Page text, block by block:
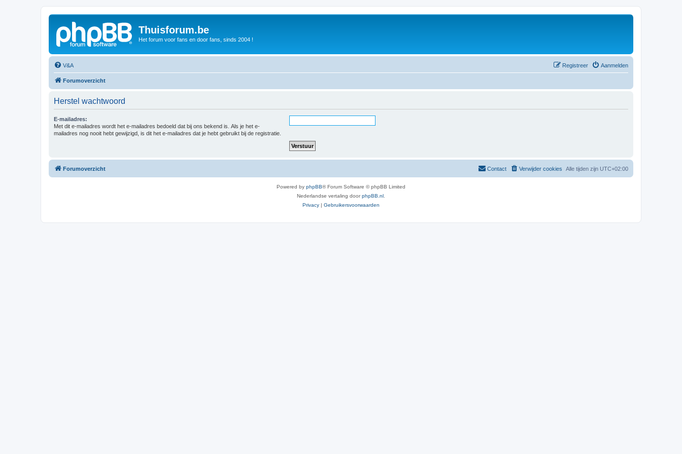
Thuisforum.be
Het forum voor fans en door fans, sinds 2004 !
V&A Aanmelden
Registreer
Forumoverzicht
Herstel wachtwoord
E-mailadres:
Met dit e-mailadres wordt het e-mailadres bedoeld dat bij ons bekend is. Als je het e-
mailadres nog nooit hebt gewijzigd, is dit het e-mailadres dat je hebt gebruikt bij de registratie.
Forumoverzicht Alle tijden zijn UTC+02:00
Verwijder cookies
Contact
Powered by phpBB® Forum Software © phpBB Limited
Nederlandse vertaling doorphpBB.nl
Privacy | Gebruikersvoorwaarden